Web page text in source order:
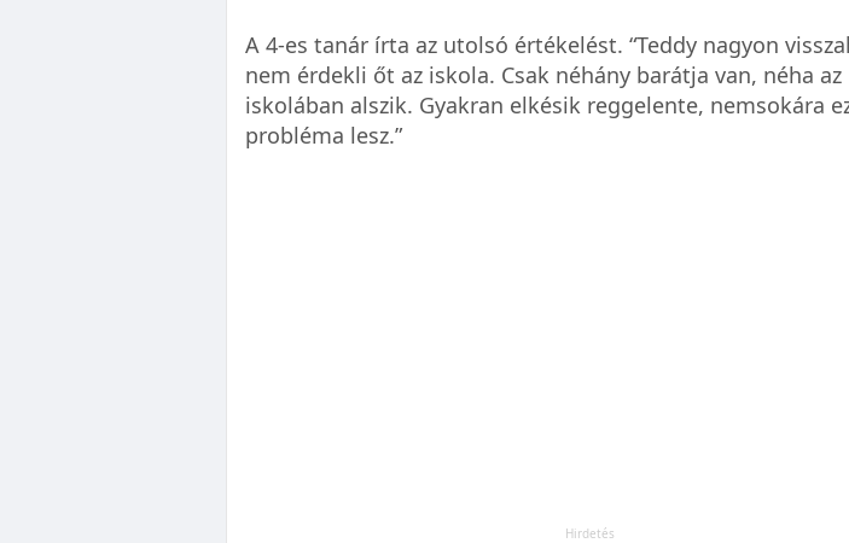
A 4-es tanár írta az utolsó értékelést. “Teddy nagyon
nem érdekli őt az iskola. Csak néhány barátja van, néha az
iskolában alszik. Gyakran elkésik reggelente, nemsokára
probléma lesz.”